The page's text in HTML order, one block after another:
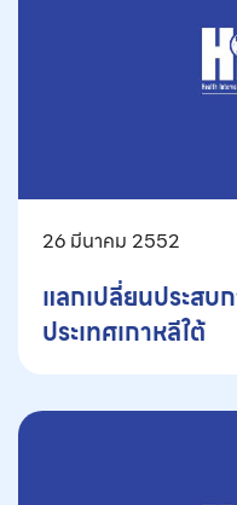
26 มีนาคม 2552
แลกเปลี่ยนประส
ประเทศเกาหลีใต้